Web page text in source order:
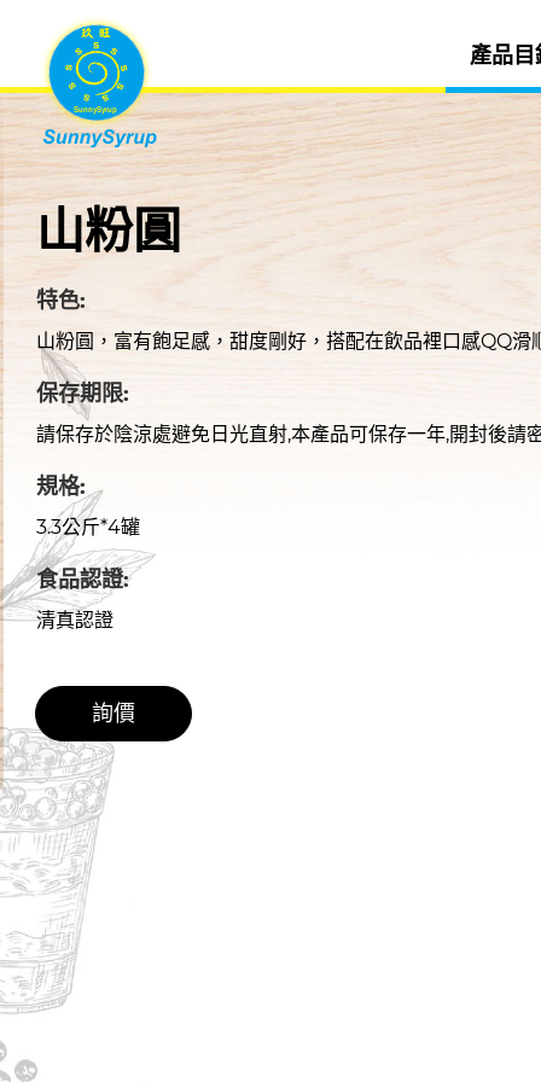
產品目
山粉圓
特色:
山粉圓，富有飽足感，甜度剛好，搭配在飲品裡口感QQ
保存期限:
請保存於陰涼處避免日光直射,本產品可保存一年,開封後請
規格:
3.3公斤*4罐
食品認證:
清真認證
詢價